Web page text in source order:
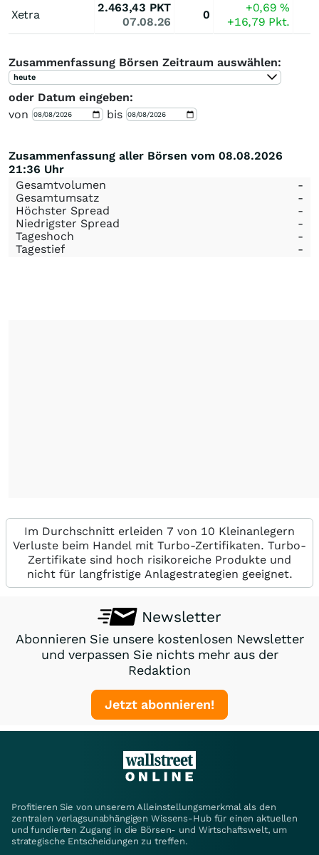
Xetra
2.463,43 PKT
07.08.26
0
+0,69%
+16,79 Pkt.
Zusammenfassung Börsen Zeitraum auswählen:
heute
oder Datum eingeben:
von
bis
Zusammenfassung aller Börsen vom 08.08.2026
21:36 Uhr
Gesamtvolumen
-
Gesamtumsatz
-
Höchster Spread
-
Niedrigster Spread
-
Tageshoch
-
Tagestief
-
Im Durchschnitt erleiden 7 von 10 Kleinanlegern
Verluste beim Handel mit Turbo-Zertifikaten. Turbo-
Zertifikate sind hoch risikoreiche Produkte und
nicht für langfristige Anlagestrategien geeignet.
Newsletter
Abonnieren Sie unsere kostenlosen Newsletter
und verpassen Sie nichts mehr aus der
Redaktion
Jetzt abonnieren!
Profitieren Sie von unserem Alleinstellungsmerkmal als den
zentralen verlagsunabhängigen Wissens-Hub für einen aktuellen
und fundierten Zugang in die Börsen- und Wirtschaftswelt, um
strategische Entscheidungen zu treffen.